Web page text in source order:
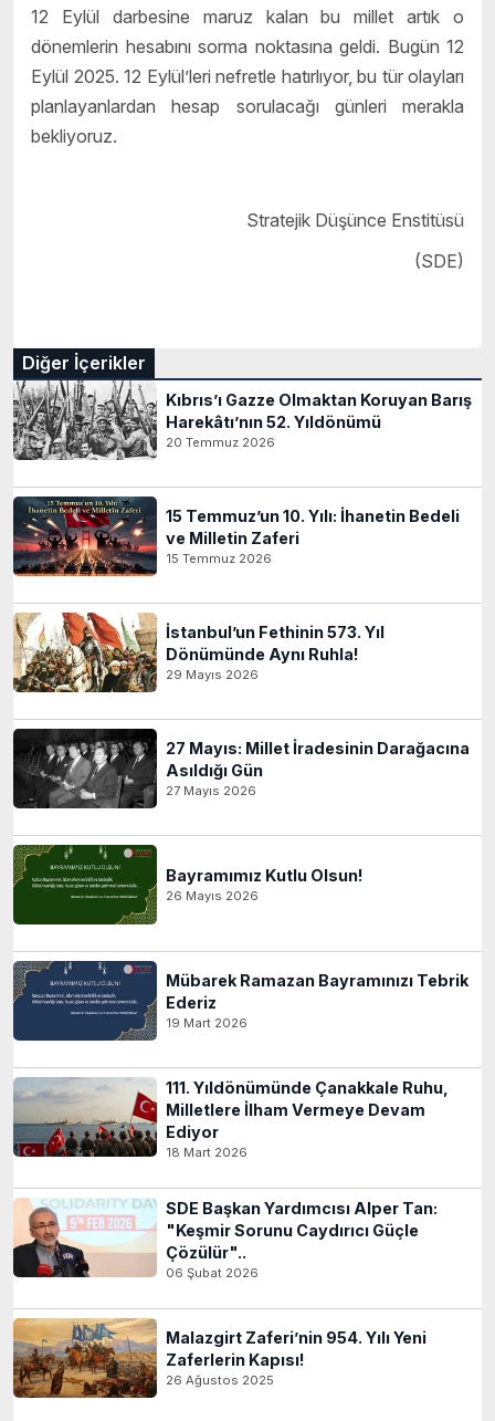
12 Eylül darbesine maruz kalan bu millet artık o
dönemlerin hesabını sorma noktasına geldi. Bugün 12
Eylül 2025. 12 Eylül’leri nefretle hatırlıyor, bu tür olayları
planlayanlardan hesap sorulacağı günleri merakla
bekliyoruz.
Stratejik Düşünce Enstitüsü
(SDE)
Diğer İçerikler
Kıbrıs’ı Gazze Olmaktan Koruyan Barış
Harekâtı’nın 52. Yıldönümü
20 Temmuz 2026
15 Temmuz’un 10. Yılı: İhanetin Bedeli
ve Milletin Zaferi
15 Temmuz 2026
İstanbul’un Fethinin 573. Yıl
Dönümünde Aynı Ruhla!
29 Mayıs 2026
27 Mayıs: Millet İradesinin Darağacına
Asıldığı Gün
27 Mayıs 2026
Bayramımız Kutlu Olsun!
26 Mayıs 2026
Mübarek Ramazan Bayramınızı Tebrik
Ederiz
19 Mart 2026
111. Yıldönümünde Çanakkale Ruhu,
Milletlere İlham Vermeye Devam
Ediyor
18 Mart 2026
SDE Başkan Yardımcısı Alper Tan:
"Keşmir Sorunu Caydırıcı Güçle
Çözülür"..
06 Şubat 2026
Malazgirt Zaferi’nin 954. Yılı Yeni
Zaferlerin Kapısı!
26 Ağustos 2025